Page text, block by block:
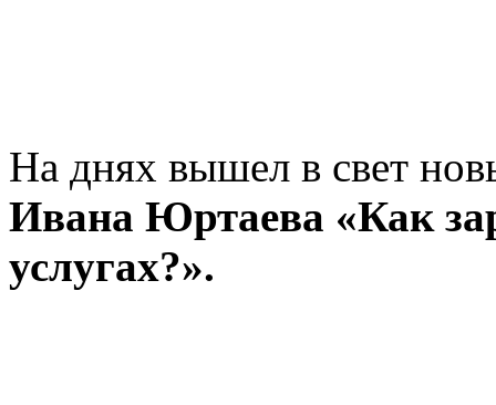
На днях вышел в свет
Ивана Юртаева «Как
услугах?».